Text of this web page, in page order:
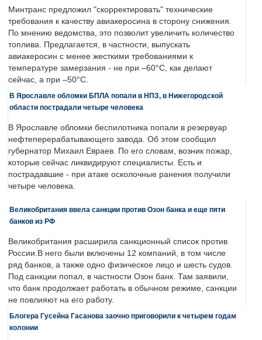
Минтранс предложил "скорректировать" технические
требования к качеству авиакеросина в сторону снижения.
По мнению ведомства, это позволит увеличить количество
топлива. Предлагается, в частности, выпускать
авиакеросин с менее жесткими требованиями к
температуре замерзания - не при –60°C, как делают
сейчас, а при –50°C.
В Ярославле обломки БПЛА попали в НПЗ, в Нижегородской
области пострадали четыре человека
В Ярославле обломки беспилотника попали в резервуар
нефтеперерабатывающего завода. Об этом сообщил
губернатор Михаил Евраев. По его словам, возник пожар,
которые сейчас ликвидируют специалисты. Есть и
пострадавшие - при атаке осколочные ранения получили
четыре человека.
Великобритания ввела санкции против Озон банка и еще пяти
банков из РФ
Великобритания расширила санкционный список против
России.В него были включены 12 компаний, в том числе
ряд банков, а также одно физическое лицо и шесть судов.
Под санкции попал, в частности Озон банк. Там заявили,
что банк продолжает работать в обычном режиме, санкции
не повлияют на его работу.
Блогера Гусейна Гасанова заочно приговорили к четырем годам
колонии